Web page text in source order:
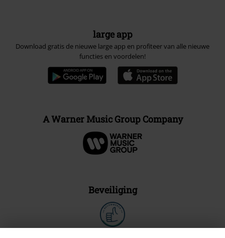
large app
Download gratis de nieuwe large app en profiteer van alle nieuwe
functies en voordelen!
A Warner Music Group Company
Beveiliging